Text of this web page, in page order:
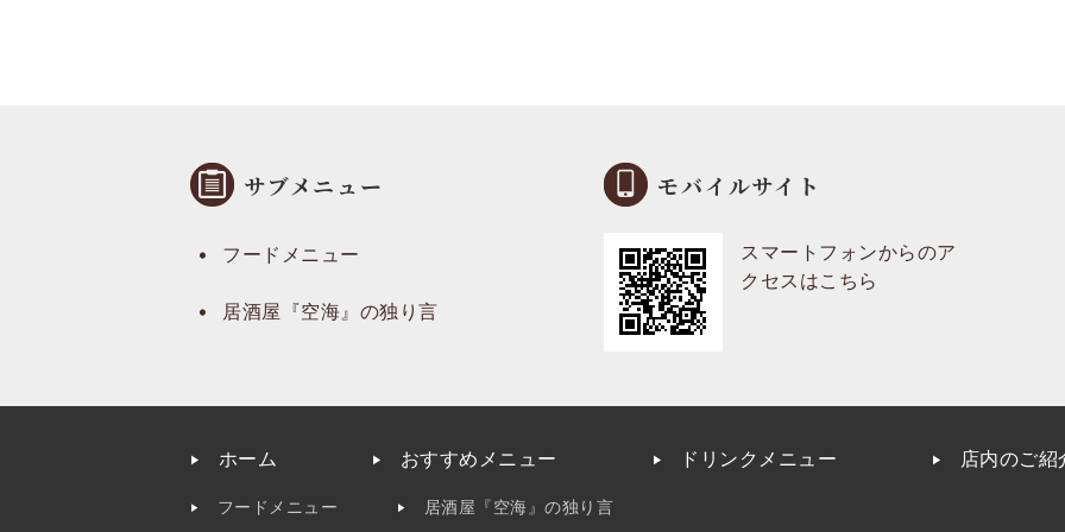
サブメニュー
フードメニュー
居酒屋『空海』の独り言
モバイルサイト
スマートフォンからのア
クセスはこちら
ホーム おすすめメニュー ドリンクメニュー 店内のご紹
フードメニュー 居酒屋『空海』の独り言